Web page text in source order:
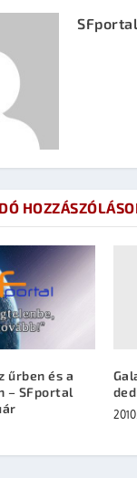
SFportal
űrben és a
– SFportal